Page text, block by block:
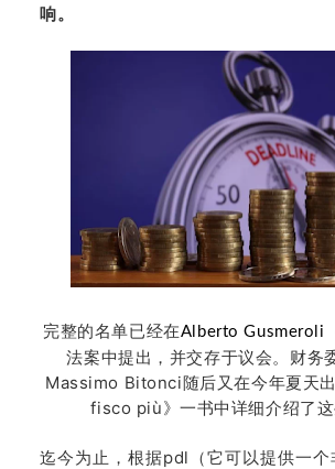
响。
完整的名单已经在Alberto Gusmeroli
法案中提出，并交存于议会。财务
Massimo Bitonci随后又在今年夏天
fisco più》一书中详细介绍了这
迄今为止，根据pdl（它可以提供一